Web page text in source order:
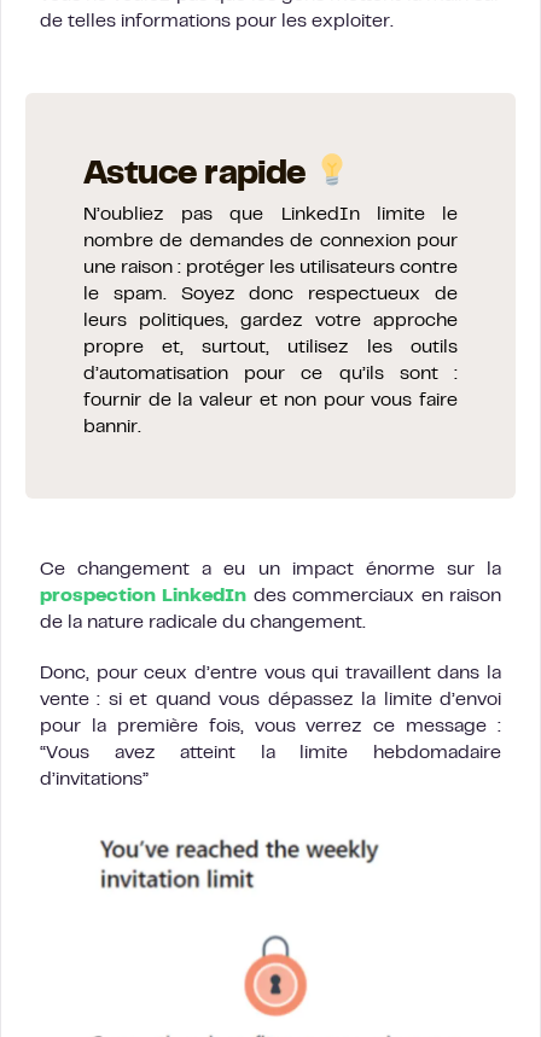
de telles informations pour les exploiter.
Astuce rapide
N’oubliez pas que LinkedIn limite le
nombre de demandes de connexion pour
une raison : protéger les utilisateurs contre
le spam. Soyez donc respectueux de
leurs politiques, gardez votre approche
propre et, surtout, utilisez les outils
d’automatisation pour ce qu’ils sont :
fournir de la valeur et non pour vous faire
bannir.
Ce changement a eu un impact énorme sur la
prospection LinkedIn des commerciaux en raison
de la nature radicale du changement.
Donc, pour ceux d’entre vous qui travaillent dans la
vente : si et quand vous dépassez la limite d’envoi
pour la première fois, vous verrez ce message :
“Vous avez atteint la limite hebdomadaire
d’invitations”